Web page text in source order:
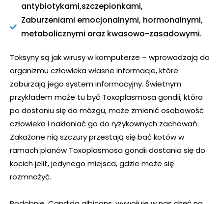
antybiotykami,szczepionkami,
Zaburzeniami emocjonalnymi, hormonalnymi,
metabolicznymi oraz kwasowo-zasadowymi.
Toksyny są jak wirusy w komputerze – wprowadzają do
organizmu człowieka własne informacje, które
zaburzają jego system informacyjny. Świetnym
przykładem może tu być Toxoplasmosa gondii, która
po dostaniu się do mózgu, może zmienić osobowość
człowieka i nakłaniać go do ryzykownych zachowań.
Zakażone nią szczury przestają się bać kotów w
ramach planów Toxoplasmosa gondii dostania się do
kocich jelit, jedynego miejsca, gdzie może się
rozmnożyć.